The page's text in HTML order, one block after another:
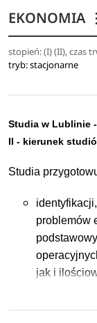
Studia
pracy
EKONOMIA ⋮
stopień: (I) (II), czas
tryb: stacjonarne
Studia w Lublinie
II - kierunek
Studia
problemów
jak i
oraz